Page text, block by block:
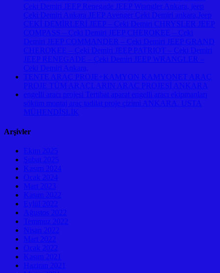
Çeki Demiri JEEP Renegade JEEP Wrangler Ankara, jeep
Çeki Demiri Ankara JEEP Avenger Çeki Demiri ankara,Jeep
ÇEKİ DEMİRLERİ JEEP – Çeki Demiri CHRYSLER JEEP
COMPASS – Çeki Demiri JEEP CHEROKEE – Çeki
Demiri JEEP COMMANDER – Çeki Demiri JEEP GRAND
CHEROKEE – Çeki Demiri JEEP PATRIOT – Çeki Demiri
JEEP RENEGADE – Çeki Demiri JEEP WRANGLER –
Çeki Demiri Ankara,
TENTE ARAÇ PROJE+KAMYON KAMYONET ARAÇ
PROJE TÜM ARAÇLARIN ARAÇ PROJESİ ANKARA
engelli aracı projesi Tertibat aparat engelli aracı ekipmanları
söküm montaj araç tadilat proje çizimi ANKARA. USTA
MÜHENDİSLİK
Arşivler
Ekim 2025
Şubat 2025
Kasım 2024
Ocak 2024
Mart 2023
Kasım 2022
Eylül 2022
Ağustos 2022
Temmuz 2022
Nisan 2022
Mart 2022
Ocak 2022
Kasım 2021
Haziran 2021